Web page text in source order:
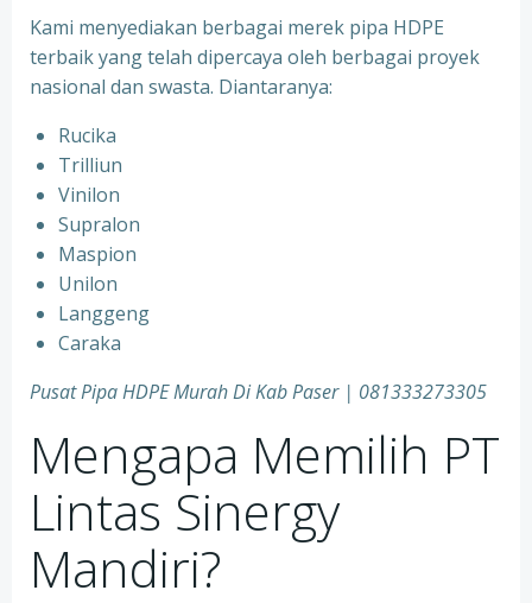
Kami menyediakan berbagai merek pipa HDPE
terbaik yang telah dipercaya oleh berbagai proyek
nasional dan swasta. Diantaranya:
Rucika
Trilliun
Vinilon
Supralon
Maspion
Unilon
Langgeng
Caraka
Pusat Pipa HDPE Murah Di Kab Paser | 081333273305
Mengapa Memilih PT
Lintas Sinergy
Mandiri?